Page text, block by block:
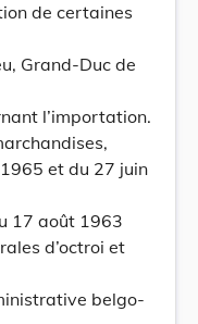
de certaines
Grand-Duc de
l’importation.
et du 27 juin
17 août 1963
d’octroi et
belgo-